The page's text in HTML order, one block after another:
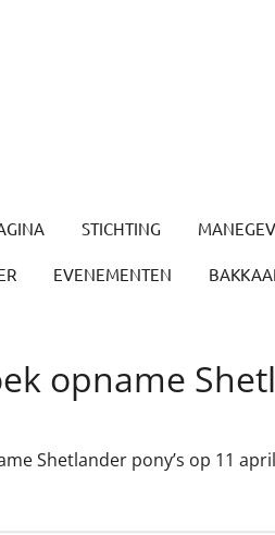
STICHTING
EVENEMENTEN
opname
Shetlander pony’s op 11